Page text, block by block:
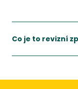
Co je to revizní